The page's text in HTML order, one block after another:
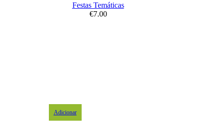
Festas Temáticas
€7.00
Adicionar